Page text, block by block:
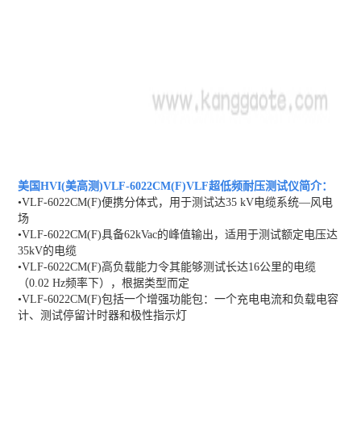
美国HVI(美高测)VLF-6022CM(F)VLF超低频耐压测试仪简介：
•VLF-6022CM(F)便携分体式，用于测试达35 kV电缆系统—风电
场
•VLF-6022CM(F)具备62kVac的峰值输出，适用于测试额定电压达
35kV的电缆
•VLF-6022CM(F)高负载能力令其能够测试长达16公里的电缆
（0.02 Hz频率下），根据类型而定
•VLF-6022CM(F)包括一个增强功能包：一个充电电流和负载电容
计、测试停留计时器和极性指示灯